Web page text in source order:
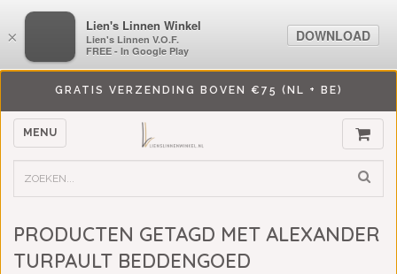
GRATIS VERZENDING BOVEN €75 (NL + BE)
MENU
PRODUCTEN GETAGD MET ALEXANDER
TURPAULT BEDDENGOED
×
LiensLinnenwinkel.nl
Lien's Linnen V.O.F.
FREE - In Google Play
DOWNLOAD
×
Lien's Linnen Winkel
Lien's Linnen V.O.F.
FREE - In Google Play
DOWNLOAD